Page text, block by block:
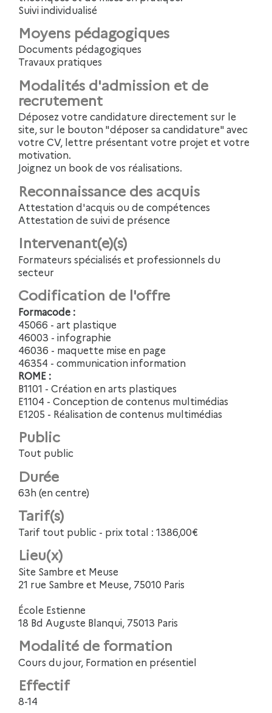
Suivi individualisé
Moyens pédagogiques
Documents pédagogiques
Travaux pratiques
Modalités d'admission et de
recrutement
Déposez votre candidature directement sur le
site, sur le bouton "déposer sa candidature" avec
votre CV, lettre présentant votre projet et votre
motivation.
Joignez un book de vos réalisations.
Reconnaissance des acquis
Attestation d'acquis ou de compétences
Attestation de suivi de présence
Intervenant(e)(s)
Formateurs spécialisés et professionnels du
secteur
Codification de l'offre
Formacode :
45066 - art plastique
46003 - infographie
46036 - maquette mise en page
46354 - communication information
ROME :
B1101 - Création en arts plastiques
E1104 - Conception de contenus multimédias
E1205 - Réalisation de contenus multimédias
Public
Tout public
Durée
63h (en centre)
Tarif(s)
Tarif tout public - prix total : 1386,00€
Lieu(x)
Site Sambre et Meuse
21 rue Sambre et Meuse, 75010 Paris
École Estienne
18 Bd Auguste Blanqui, 75013 Paris
Modalité de formation
Cours du jour, Formation en présentiel
Effectif
8-14